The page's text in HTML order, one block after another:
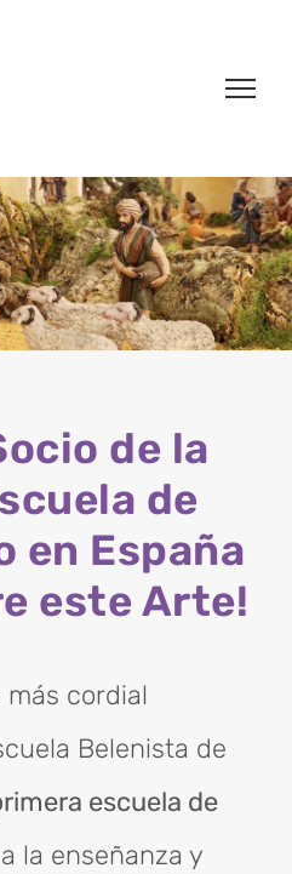
de la
de
en España
este Arte!
cordial
Belenista de
escuela de
la enseñanza y